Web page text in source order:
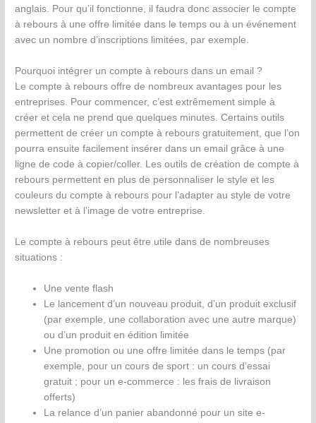
anglais. Pour qu’il fonctionne, il faudra donc associer le compte
à rebours à une offre limitée dans le temps ou à un événement
avec un nombre d’inscriptions limitées, par exemple.
Pourquoi intégrer un compte à rebours dans un email ?
Le compte à rebours offre de nombreux avantages pour les
entreprises. Pour commencer, c’est extrêmement simple à
créer et cela ne prend que quelques minutes. Certains outils
permettent de créer un compte à rebours gratuitement, que l’on
pourra ensuite facilement insérer dans un email grâce à une
ligne de code à copier/coller. Les outils de création de compte à
rebours permettent en plus de personnaliser le style et les
couleurs du compte à rebours pour l’adapter au style de votre
newsletter et à l’image de votre entreprise.
Le compte à rebours peut être utile dans de nombreuses
situations :
Une vente flash
Le lancement d’un nouveau produit, d’un produit exclusif
(par exemple, une collaboration avec une autre marque)
ou d’un produit en édition limitée
Une promotion ou une offre limitée dans le temps (par
exemple, pour un cours de sport : un cours d’essai
gratuit ; pour un e-commerce : les frais de livraison
offerts)
La relance d’un panier abandonné pour un site e-